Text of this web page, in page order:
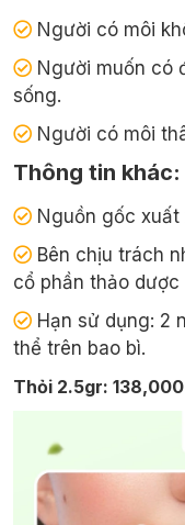
Người có môi
Người muốn có
sống.
Người có môi
Thông tin khác:
Nguồn gốc xuất
Bên chịu trách
cổ phần thảo dược
Hạn sử dụng: 2
thể trên bao bì.
Thỏi 2.5gr: